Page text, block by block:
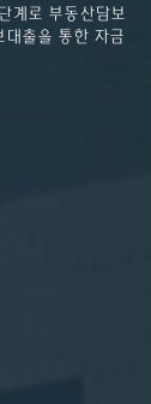
계로 부동산담보
대출을 통한 자금